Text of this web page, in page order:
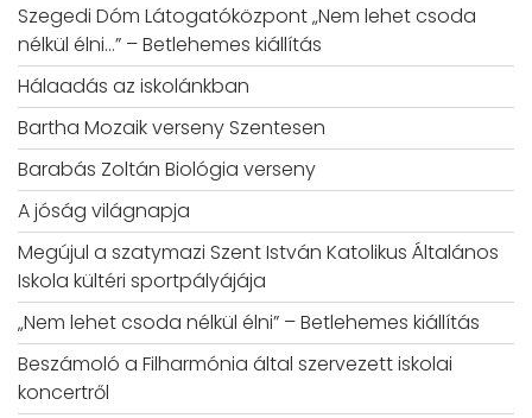
Szegedi Dóm Látogatóközpont „Nem lehet csoda
nélkül élni…” – Betlehemes kiállítás
Hálaadás az iskolánkban
Bartha Mozaik verseny Szentesen
Barabás Zoltán Biológia verseny
A jóság világnapja
Megújul a szatymazi Szent István Katolikus Általános
Iskola kültéri sportpályájája
„Nem lehet csoda nélkül élni” – Betlehemes kiállítás
Beszámoló a Filharmónia által szervezett iskolai
koncertről